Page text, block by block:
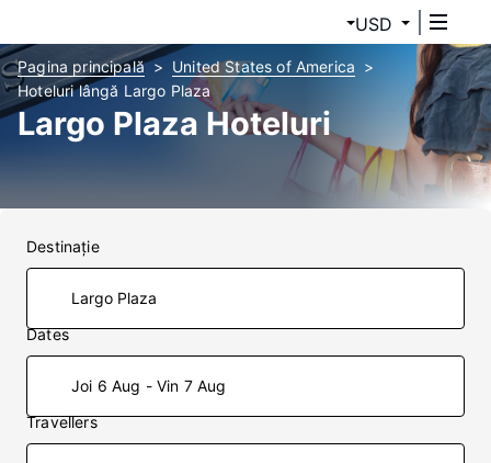
USD
Pagina principală
United States of America
Hoteluri lângă Largo Plaza
Largo Plaza Hoteluri
Destinaţie
Dates
Joi 6 Aug - Vin 7 Aug
Travellers